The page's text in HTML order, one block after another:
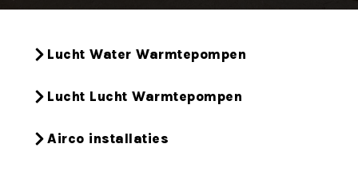
Lucht Water Warmtepompen
Lucht Lucht Warmtepompen
Airco installaties